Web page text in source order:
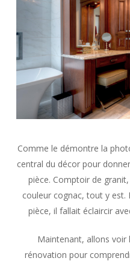
Comme le démontre la
central du décor pour
pièce. Comptoir de
couleur cognac, tout y est.
pièce, il fallait éclaircir
Maintenant, allons voir
rénovation pour